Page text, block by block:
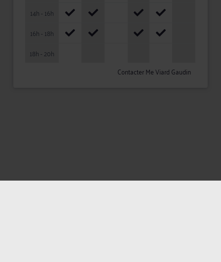
14h - 16h
16h - 18h
18h - 20h
Contacter Me Viard Gaudin